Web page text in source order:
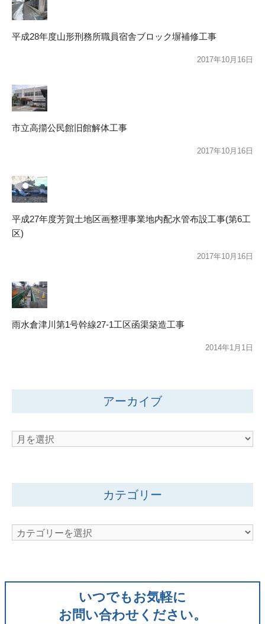
平成28年度山形刑務所職員宿舎ブロック塀補修工事
2017年10月16日
市立高擶公民館旧館解体工事
2017年10月16日
平成27年度芳賀土地区画整理事業地内配水管布設工事(第6工
区)
2017年10月16日
雨水倉津川第1号幹線27-1工区函渠築造工事
2014年1月1日
アーカイブ
ア
イ
カテゴリー
カ
リ
いつでもお気軽に
お問い合わせください。